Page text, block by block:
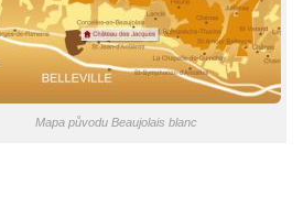
Mapa původu Beaujolais blanc